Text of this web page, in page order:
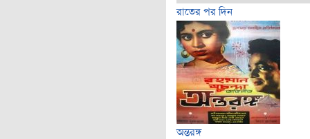
রাতের পর দিন
অন্তরঙ্গ